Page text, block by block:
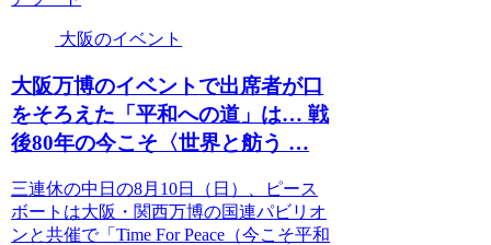
大阪のイベント
大阪万博のイベントで出席者が口
をそろえた「平和への道」は… 戦
後80年の今こそ〈世界と舫う …
三連休の中日の8月10日（日）、ピース
ボートは大阪・関西万博の国連パビリオ
ンと共催で「Time For Peace（今こそ平和